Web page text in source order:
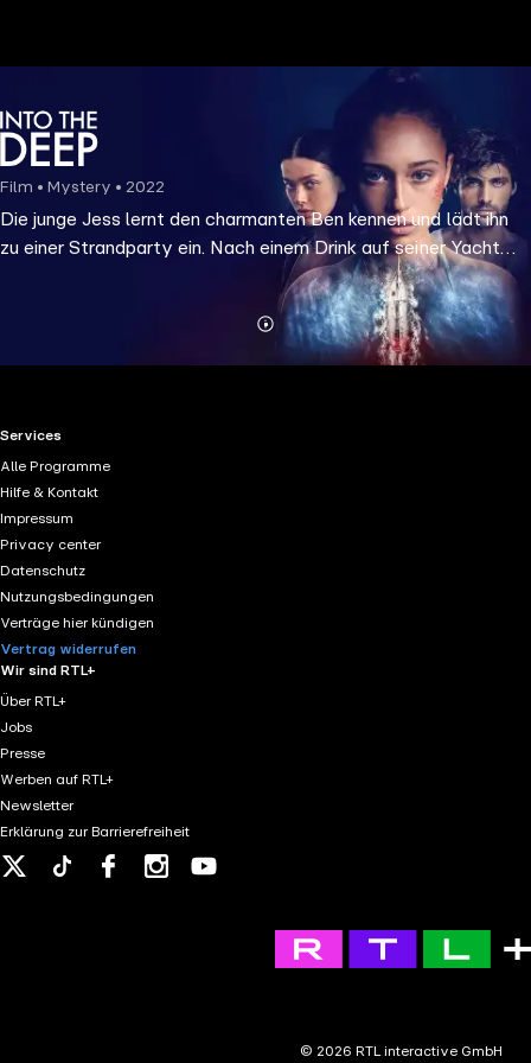
Film • Mystery • 2022
Die junge Jess lernt den charmanten Ben kennen und lädt ihn
zu einer Strandparty ein. Nach einem Drink auf seiner Yacht
findet sich Jess weit draußen auf dem Meer wieder, und ein
Mehr
Details
RTL+ useful links.
Services
Alle Programme
Hilfe & Kontakt
Impressum
Privacy center
Datenschutz
Nutzungsbedingungen
Verträge hier kündigen
Vertrag widerrufen
Wir sind RTL+
Über RTL+
Jobs
Presse
Werben auf RTL+
Newsletter
Erklärung zur Barrierefreiheit
Tiktok FacebookInstagram
© 2026 RTL interactive GmbH